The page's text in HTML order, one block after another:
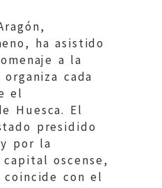
ha asistido
a la
cada
el
Huesca. El
presidido
por la
oscense,
coincide con el